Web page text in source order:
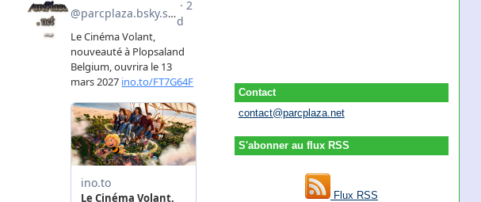
Contact
contact@parcplaza.net
S'abonner au flux RSS
Flux RSS